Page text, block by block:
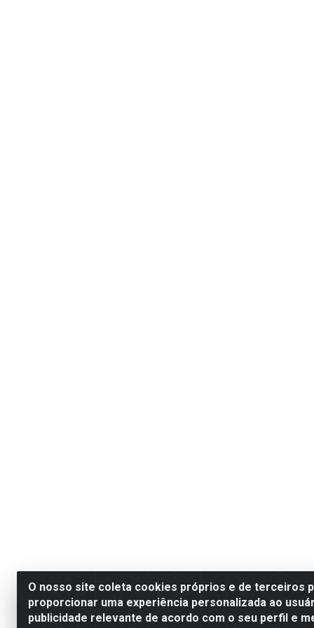
O nosso site coleta cookies próprios e de terceiros
proporcionar uma experiência personalizada ao
publicidade relevante de acordo com o seu perfil e